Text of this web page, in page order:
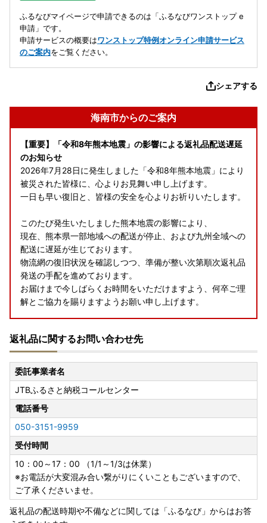
ふるなびマイページで申請できるのは「ふるなびワンストップ e
申請」です。
申請サービスの概要はワンストップ特例オンライン申請サービス
のご案内をご覧ください。
シェアする
海南市からのご案内
【重要】「令和8年熊本地震」の影響による返礼品配送遅延
のお知らせ
2026年7月28日に発生しました「令和8年熊本地震」により
被災された皆様に、心よりお見舞い申し上げます。
一日も早い復旧と、皆様の安全を心よりお祈りいたします。
このたび発生いたしました熊本地震の影響により、
現在、熊本県一部地域への配送が停止、および九州全域への
配送に遅延が生じております。
物流網の復旧状況を確認しつつ、準備が整い次第順次返礼品
発送の手配を進めております。
お届けまで今しばらくお時間をいただけますよう、何卒ご理
解とご協力を賜りますようお願い申し上げます。
返礼品に関するお問い合わせ先
委託事業者名
JTBふるさと納税コールセンター
電話番号
050-3151-9959
受付時間
10：00～17：00 （1/1～1/3は休業）
※お電話が大変混み合い繋がりにくいこともございますので、
ご了承くださいませ。
返礼品の配送時期や不備などに関しては「ふるなび」からはお答